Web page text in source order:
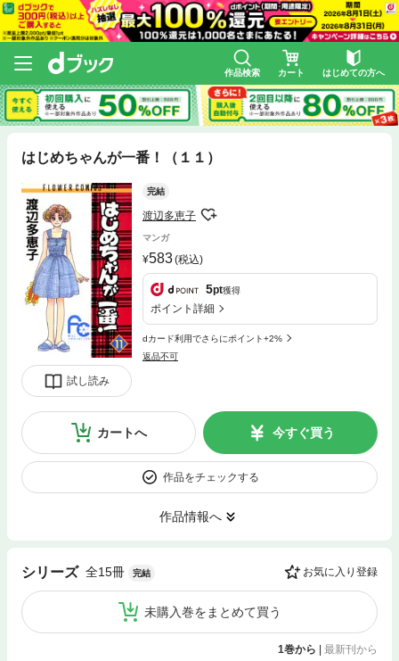
作品検索 カート はじめての方へ
はじめちゃんが一番！（１１）
試し読み
完結
渡辺多恵子
マンガ
583(税込)
5pt獲得
ポイント詳細
dカード利用でさらにポイント+2%
返品不可
カートへ 今すぐ買う
作品をチェックする
作品情報へ
シリーズ 全15冊 完結 お気に入り登録
未購入巻をまとめて買う
1巻から 最新刊から